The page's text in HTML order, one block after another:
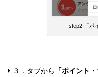
step2.「ポ
３．タブから 「ポイント・